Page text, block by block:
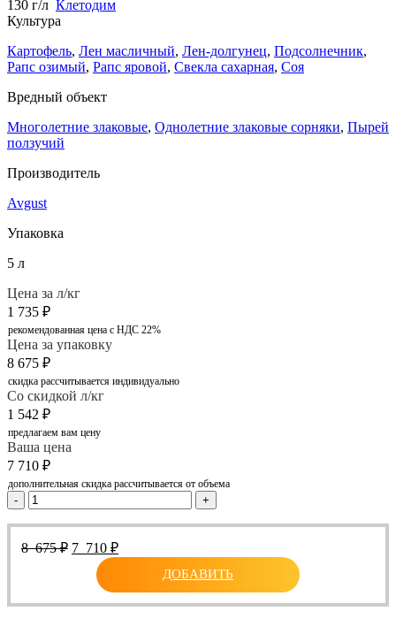
130 г/л Клетодим
Культура
Картофель, Лен масличный, Лен-долгунец, Подсолнечник,
Рапс озимый, Рапс яровой, Свекла сахарная, Соя
Вредный объект
Многолетние злаковые, Однолетние злаковые сорняки, Пырей
ползучий
Производитель
Avgust
Упаковка
5 л
Цена за л/кг
1 735 ₽
рекомендованная цена с НДС 22%
Цена за упаковку
8 675 ₽
скидка рассчитывается индивидуально
Со скидкой л/кг
1 542 ₽
предлагаем вам цену
Ваша цена
7 710 ₽
дополнительная скидка рассчитывается от объема
- +
8 675₽ Первоначальная
составляла
675 ₽.
7 710 ₽Текущая
цена:
710 ₽.
ДОБАВИТЬ